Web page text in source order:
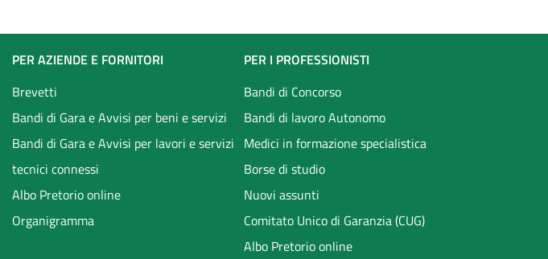
PER AZIENDE E FORNITORI
Brevetti
Bandi di Gara e Avvisi per beni e servizi
Bandi di Gara e Avvisi per lavori e servizi
tecnici connessi
Albo Pretorio online
Organigramma
PER I PROFESSIONISTI
Bandi di Concorso
Bandi di lavoro Autonomo
Medici in formazione specialistica
Borse di studio
Nuovi assunti
Comitato Unico di Garanzia (CUG)
Albo Pretorio online